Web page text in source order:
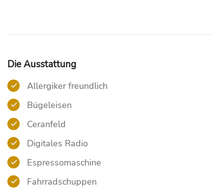
Die Ausstattung
Allergiker freundlich
Bügeleisen
Ceranfeld
Digitales Radio
Espressomaschine
Fahrradschuppen